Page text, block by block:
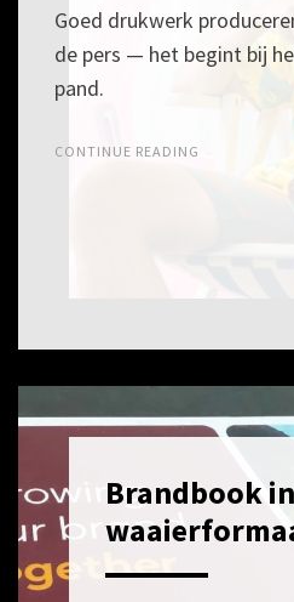
Goed drukwerk
de pers — het begint bij
pand.
CONTINUE READING
POSTED
21
2026
Brandbook